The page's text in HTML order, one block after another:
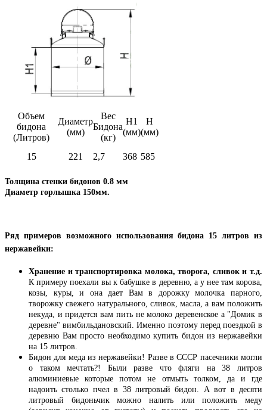
Объем
бидона
(Литров)
Диаметр
(мм)
Вес
Бидона
(кг)
Н1
(мм)
Н
(мм)
15 221 2,7 368 585
Толщина стенки бидонов 0.8 мм
Диаметр горлышка 150мм.
Ряд примеров возможного использования бидона 15 литров из
нержавейки:
Хранение и транспортировка молока, творога, сливок и т.д.
К примеру поехали вы к бабушке в деревню, а у нее там корова,
козы, куры, и она дает Вам в дорожку молочка парного,
творожку свежего натурального, сливок, масла, а вам положить
некуда, и придется вам пить не молоко деревенское а "Домик в
деревне" вимбильдановский. Именно поэтому перед поездкой в
деревню Вам просто необходимо купить бидон из нержавейки
на 15 литров.
Бидон для меда из нержавейки! Разве в СССР пасечники могли
о таком мечтать?! Были разве что фляги на 38 литров
алюминиевые которые потом не отмыть толком, да и где
надоить столько пчел в 38 литровый бидон. А вот в десяти
литровый бидоньчик можно налить или положить меду